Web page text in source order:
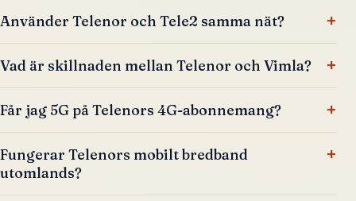
Använder Telenor och Tele2 samma nät?
Vad är skillnaden mellan Telenor och Vimla?
Får jag 5G på Telenors 4G-abonnemang?
Fungerar Telenors mobilt bredband
utomlands?